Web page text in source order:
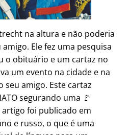
na altura e não poderia
Ele fez uma pesquisa
o obituário e um cartaz no
um evento na cidade e na
seu amigo. Este cartaz
segurando uma 🚩
foi publicado em
e russo, o que é uma